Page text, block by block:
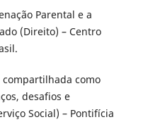
Parental e a
(Direito) – Centro
compartilhada como
desafios e
Social) – Pontifícia